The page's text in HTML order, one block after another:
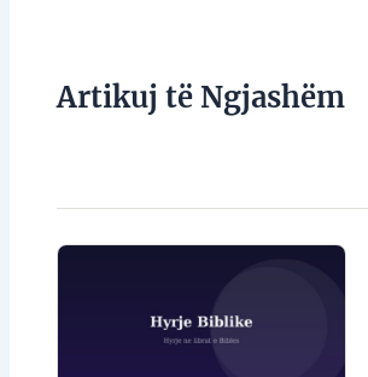
Artikuj të Ngjashëm